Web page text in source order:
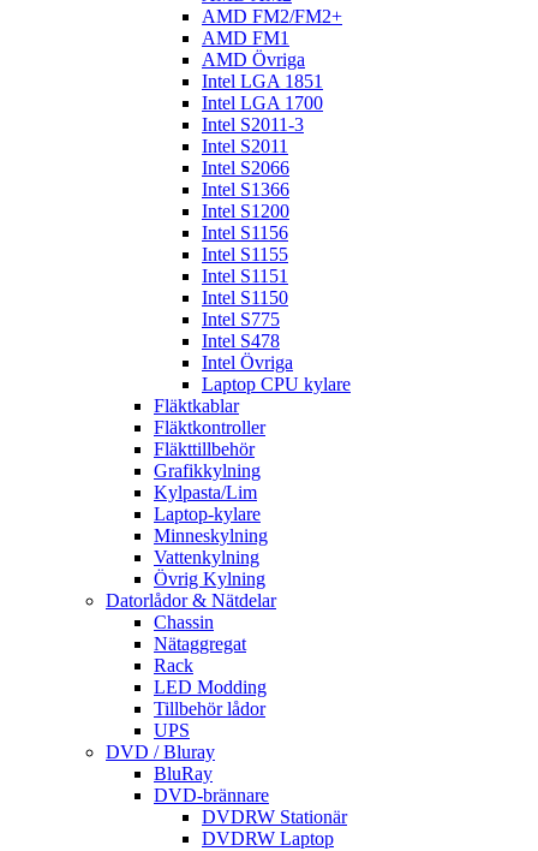
AMD FM2/FM2+
AMD FM1
AMD Övriga
Intel LGA 1851
Intel LGA 1700
Intel S2011-3
Intel S2011
Intel S2066
Intel S1366
Intel S1200
Intel S1156
Intel S1155
Intel S1151
Intel S1150
Intel S775
Intel S478
Intel Övriga
Laptop CPU kylare
Fläktkablar
Fläktkontroller
Fläkttillbehör
Grafikkylning
Kylpasta/Lim
Laptop-kylare
Minneskylning
Vattenkylning
Övrig Kylning
Datorlådor & Nätdelar
Chassin
Nätaggregat
Rack
LED Modding
Tillbehör lådor
UPS
DVD / Bluray
BluRay
DVD-brännare
DVDRW Stationär
DVDRW Laptop